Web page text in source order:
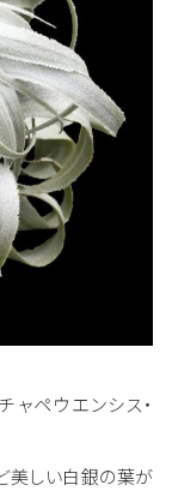
ペウエンシス・
美しい白銀の葉が